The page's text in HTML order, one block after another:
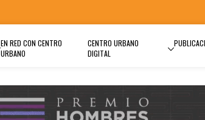
EN RED CON CENTRO
URBANO
CENTRO URBANO
DIGITAL